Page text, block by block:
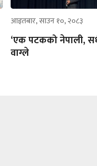
आइतबार, साउन १०, २०८३
‘एक पटकको नेपाली,
वाग्ले